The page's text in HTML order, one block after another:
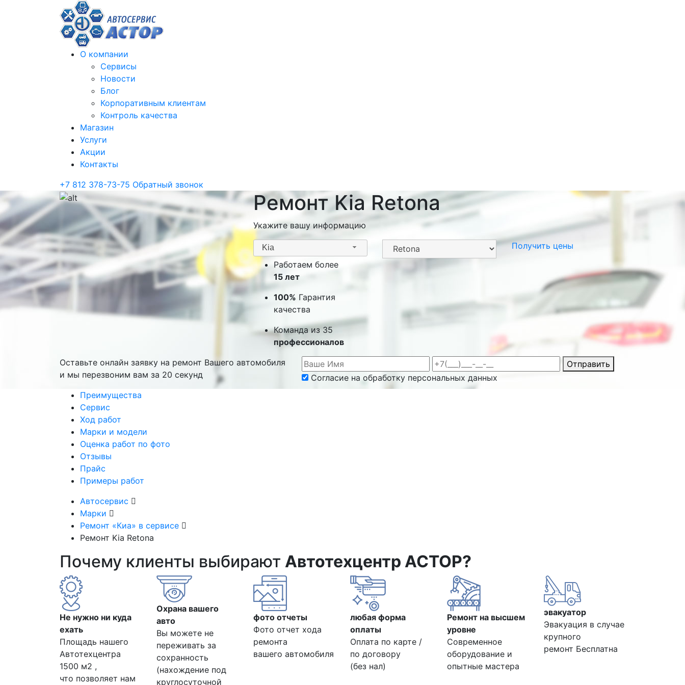
О компании
Сервисы
Новости
Блог
Корпоративным клиентам
Контроль качества
Магазин
Услуги
Акции
Контакты
+7 812 378-73-75 Обратный звонок
Ремонт Kia Retona
Укажите вашу информацию
Kia
Получить цены
Работаем более
15 лет
100% Гарантия
качества
Команда из 35
профессионалов
Оставьте онлайн заявку на ремонт Вашего автомобиля
и мы перезвоним вам за 20 секунд
Отправить
Согласие на обработку персональных данных
Преимущества
Сервис
Ход работ
Марки и модели
Оценка работ по фото
Отзывы
Прайс
Примеры работ
Автосервис
Марки
Ремонт «Киа» в сервисе
Ремонт Kia Retona
Почему клиенты выбирают Автотехцентр АСТОР?
Не нужно ни куда
ехать
Площадь нашего
Автотехцентра
1500 м2 ,
что позволяет нам
Охрана вашего
авто
Вы можете не
переживать за
сохранность
(нахождение под
круглосуточной
фото отчеты
Фото отчет хода
ремонта
вашего автомобиля
любая форма
оплаты
Оплата по карте /
по договору
(без нал)
Ремонт на высшем
уровне
Современное
оборудование и
опытные мастера
эвакуатор
Эвакуация в случае
крупного
ремонт Бесплатна